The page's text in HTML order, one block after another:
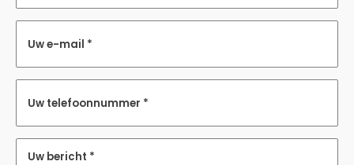
Uw e-mail *
Uw telefoonnummer *
Uw bericht *